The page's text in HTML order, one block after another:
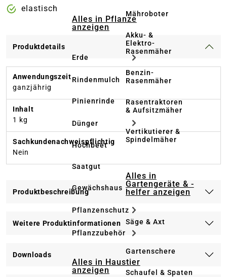
Alles in Pflanze
anzeigen
Erde
Rindenmulch
Pinienrinde
Dünger
Hochbeet
Saatgut
Gewächshaus
Pflanzenschutz
Pflanzzubehör
Alles in Haustier
anzeigen
Mähroboter
Akku- &
Elektro-
Rasenmäher
Benzin-
Rasenmäher
Rasentraktoren
& Aufsitzmäher
Vertikutierer &
Spindelmäher
Alles in
Gartengeräte & -
helfer anzeigen
Säge & Axt
Gartenschere
Schaufel & Spaten
elastisch
Produktdetails
Anwendungszeit
ganzjährig
Inhalt
1 kg
Sachkundenachweispflichtig
Nein
Produktbeschreibung
Weitere Produktinformationen
Downloads